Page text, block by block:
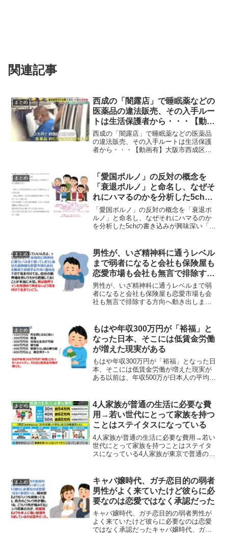
関連記事
まとめ
西成の「闇露店」で睡眠薬などの
医薬品の違法販売、その入手ルー
トは生活保護者から・・・【動画
有】
西成の「闇露店」で睡眠薬などの医薬品
の違法販売、その入手ルートは生活保護
者から・・・【動画有】大阪市西成区の
は生活保護者が無料でもらえる医療・調
剤券で、実際これを利用し...
まとめ
「愛国ポルノ」の反対の概念を
「衰退ポルノ」と命名し、なぜそ
れにハマるのかを分析した5chの
書き込みが興味深い
「愛国ポルノ」の反対の概念を「衰退ポ
ルノ」と命名し、なぜそれにハマるのか
を分析した5chの書き込みが興味深い「愛
れにハマるのかを分析した5chの書き込み
が興味深いと話題...
まとめ
男性が、いざ精神科に通うレベル
まで弱者になると会社も保険屋も
恋愛市場も会社も無言で排除する
方向へ動き出します
男性が、いざ精神科に通うレベルまで弱
者になると会社も保険屋も恋愛市場も会
社も無言で排除する方向へ動き出します
で弱ってしまうと会社も保険屋も恋愛市
場も会社も無言で排除する...
まとめ
もはや年収300万円が「裕福」と
なった日本、そこには低賃金労働
が増えた現実がある
もはや年収300万円が「裕福」となった日
本、そこには低賃金労働が増えた現実が
ある以前は、年収500万が日本人の平均年
収300万円でも「裕福」と言われるように
なったという...
まとめ
4人家族が普通の生活に必要な費
用→若い世代にとって家族を持つ
ことはステイタスになっている
4人家族が普通の生活に必要な費用→若い
世代にとって家族を持つことはステイタ
スになっている4人家族が東京で普通の生
い世代にとって家族を持つことはステイ
タスに...
まとめ
キャバ嬢時代、ガチ恋目的の弱者
男性がよく来ていたけど彼らに必
要なのは恋愛ではなく承認だった
キャバ嬢時代、ガチ恋目的の弱者男性が
よく来ていたけど彼らに必要なのは恋愛
ではなく承認だったキャバ嬢時代、ガチ